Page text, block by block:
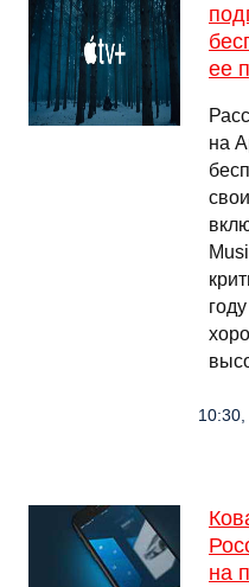
ее
на
на